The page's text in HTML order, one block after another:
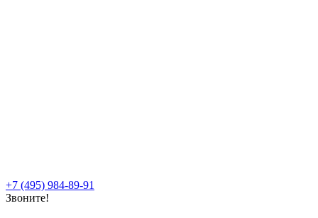
+7 (495) 984-89-91
Звоните!